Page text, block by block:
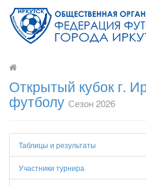
Открытый кубок г.
футболу Сезон 2026
Таблицы и результаты
Участники турнира